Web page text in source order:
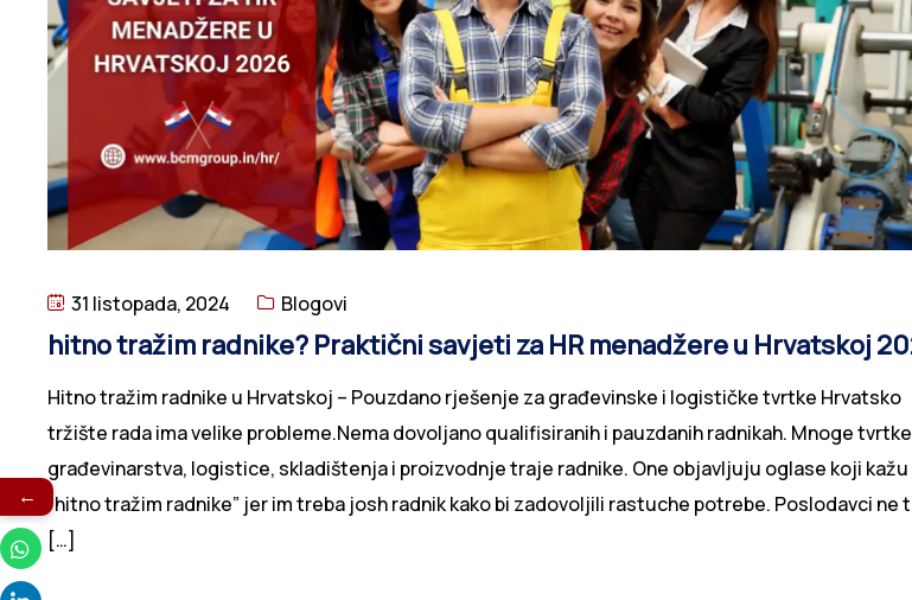
hitno tražim radnike? Praktični savjeti za HR menadžere u Hrvatskoj
2026
Hitno tražim radnike u Hrvatskoj – Pouzdano rješenje za građevinske i logističke tvrtke Hrvatsko
tržište rada ima velike probleme.Nema dovoljano qualifisiranih i pauzdanih radnikah. Mnoge
građevinarstva, logistice, skladištenja i proizvodnje traje radnike. One objavljuju oglase koji kažu
“hitno tražim radnike” jer im treba josh radnik kako bi zadovoljili rastuche potrebe. Poslodavci ne
traže […]
←